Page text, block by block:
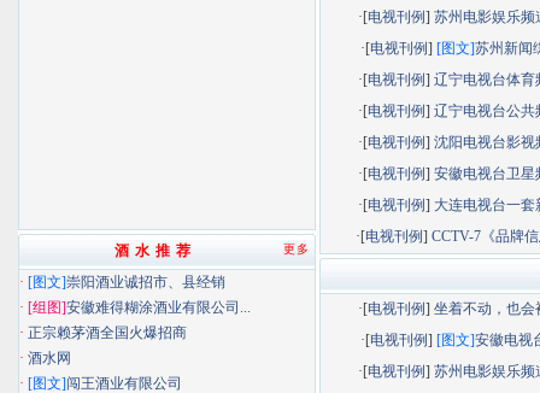
·[电视刊例]苏州电影娱乐频
·[电视刊例] [图文]苏州新闻
·[电视刊例]辽宁电视台体育
·[电视刊例]辽宁电视台公共
·[电视刊例]沈阳电视台影视
·[电视刊例]安徽电视台卫星
·[电视刊例] 大连电视台一套
·[电视刊例] CCTV-7《品牌
·[电视刊例]坐着不动，也会
·[电视刊例] [图文]安徽电视
·[电视刊例]苏州电影娱乐频
更多
酒 水 推 荐
· [图文]崇阳酒业诚招市、县经销
· [组图]安徽难得糊涂酒业有限公司...
· 正宗赖茅酒全国火爆招商
· 酒水网
· [图文]闯王酒业有限公司